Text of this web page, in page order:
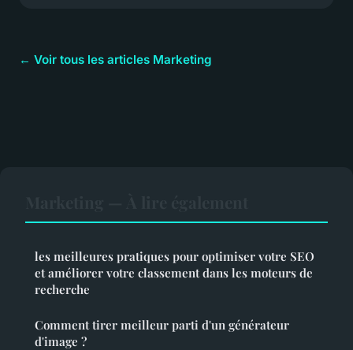
← Voir tous les articles Marketing
les meilleures pratiques pour optimiser votre SEO
et améliorer votre classement dans les moteurs de
recherche
Comment tirer meilleur parti d'un générateur
d'image ?